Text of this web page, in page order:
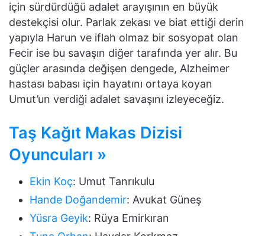
için sürdürdüğü adalet arayışının en büyük
destekçisi olur. Parlak zekası ve biat ettiği derin
yapıyla Harun ve iflah olmaz bir sosyopat olan
Fecir ise bu savaşın diğer tarafında yer alır. Bu
güçler arasında değişen dengede, Alzheimer
hastası babası için hayatını ortaya koyan
Umut’un verdiği adalet savaşını izleyeceğiz.
Taş Kağıt Makas Dizisi
Oyuncuları »
Ekin Koç: Umut Tanrıkulu
Hande Doğandemir: Avukat Güneş
Yüsra Geyik: Rüya Emirkıran